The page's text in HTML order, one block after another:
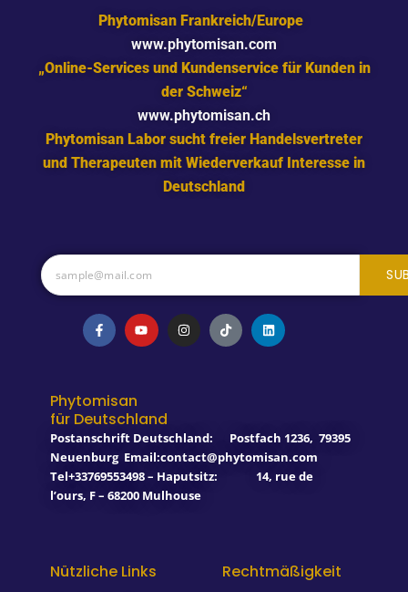
Phytomisan Frankreich/Europe
www.phytomisan.com
„Online-Services und Kundenservice für Kunden in
der Schweiz“
www.phytomisan.ch
Phytomisan Labor sucht freier Handelsvertreter
und Therapeuten mit Wiederverkauf Interesse in
Deutschland
F
a
c
o
k
-
f
Y
o
u
n
s
T
i
k
L
i
n
Phytomisan
für Deutschland
Postanschrift Deutschland: Postfach 1236, 79395
Neuenburg Email:contact@phytomisan.com
Tel+33769553498 – Haputsitz: 14, rue de
l’ours, F – 68200 Mulhouse
Nützliche Links Rechtmäßigkeit